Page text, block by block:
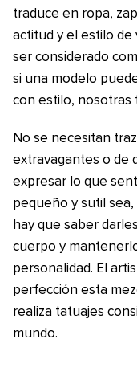
traduce en ropa,
actitud y el estilo de
ser considerado
si una modelo
con estilo, nosotras
No se necesitan
extravagantes o de
expresar lo que
pequeño y sutil sea,
hay que saber
cuerpo y
personalidad. El
perfección esta
realiza tatuajes
mundo.